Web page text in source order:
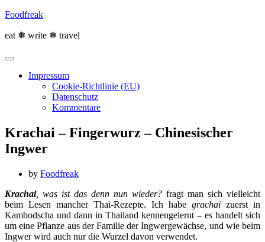
Skip
content
Foodfreak
eat ❅ write ❅ travel
Impressum
Cookie-Richtlinie (EU)
Datenschutz
Kommentare
Krachai – Fingerwurz – Chinesischer
Ingwer
by Foodfreak
Krachai, was ist das denn nun wieder? fragt man sich vielleicht
beim Lesen mancher Thai-Rezepte. Ich habe grachai zuerst in
Kambodscha und dann in Thailand kennengelernt – es handelt sich
um eine Pflanze aus der Familie der Ingwergewächse, und wie beim
Ingwer wird auch nur die Wurzel davon verwendet.